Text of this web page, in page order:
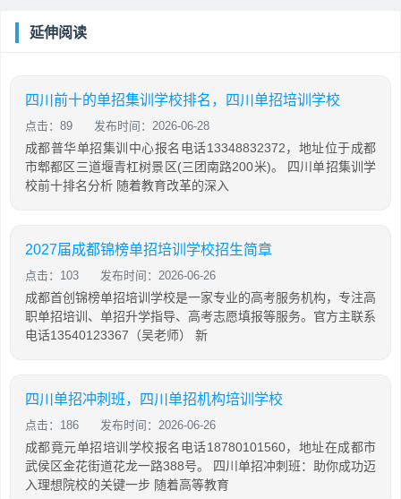
延伸阅读
四川前十的单招集训学校排名，四川单招培训学校
点击：89 发布时间：2026-06-28
成都普华单招集训中心报名电话13348832372，地址位于成都
市郫都区三道堰青杠树景区(三团南路200米)。 四川单招集训学
校前十排名分析 随着教育改革的深入
2027届成都锦榜单招培训学校招生简章
点击：103 发布时间：2026-06-26
成都首创锦榜单招培训学校是一家专业的高考服务机构，专注高
职单招培训、单招升学指导、高考志愿填报等服务。官方主联系
电话13540123367（吴老师） 新
四川单招冲刺班，四川单招机构培训学校
点击：186 发布时间：2026-06-26
成都竟元单招培训学校报名电话18780101560，地址在成都市
武侯区金花街道花龙一路388号。 四川单招冲刺班：助你成功迈
入理想院校的关键一步 随着高等教育